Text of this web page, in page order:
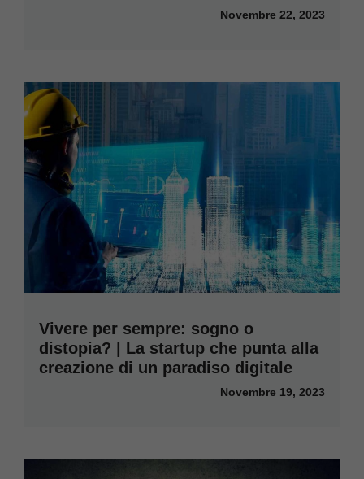
Novembre 22, 2023
Vivere per sempre: sogno o
distopia? | La startup che punta alla
creazione di un paradiso digitale
Novembre 19, 2023